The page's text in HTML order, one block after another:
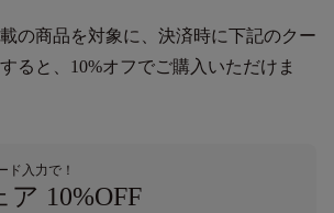
の商品を対象に、決済時に下記のクー
ると、10%オフでご購入いただけま
ド入力で！
10%OFF